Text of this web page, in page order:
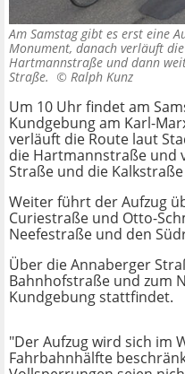
Am Samstag gibt es erst eine
Monument, danach verläuft
Hartmannstraße und dann
Straße. © Ralph Kunz
Um 10 Uhr findet am
Kundgebung am Karl-
verläuft die Route laut
die Hartmannstraße und
Straße und die
Weiter führt der Aufzug
Curiestraße und Otto-
Neefestraße und den
Über die Annaberger
Bahnhofstraße und zum
Kundgebung stattfindet.
"Der Aufzug wird sich im
Fahrbahnhälfte